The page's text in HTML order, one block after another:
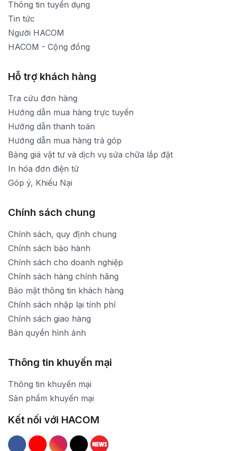
Thông tin tuyển dụng
Tin tức
Người HACOM
HACOM - Cộng đồng
Hỗ trợ khách hàng
Tra cứu đơn hàng
Hướng dẫn mua hàng trực tuyến
Hướng dẫn thanh toán
Hướng dẫn mua hàng trả góp
Bảng giá vật tư và dịch vụ sửa chữa lắp đặt
In hóa đơn điện tử
Góp ý, Khiếu Nại
Chính sách chung
Chính sách, quy định chung
Chính sách bảo hành
Chính sách cho doanh nghiệp
Chính sách hàng chính hãng
Bảo mật thông tin khách hàng
Chính sách nhập lại tính phí
Chính sách giao hàng
Bản quyền hình ảnh
Thông tin khuyến mại
Thông tin khuyến mại
Sản phẩm khuyến mại
Kết nối với HACOM